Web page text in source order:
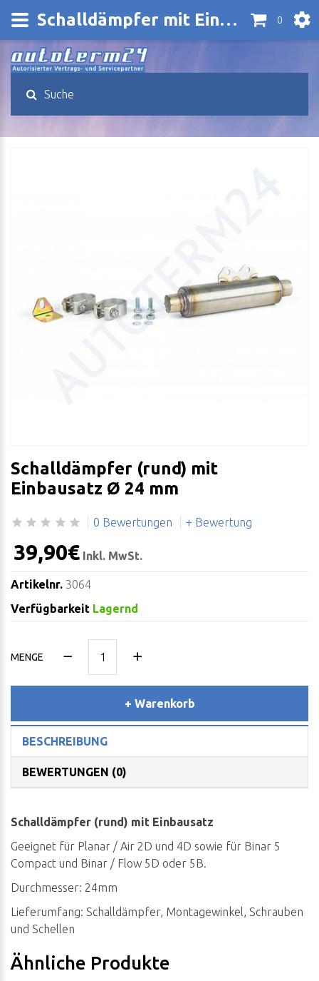
0
Schalldämpfer (rund) mit
Einbausatz Ø 24 mm
0 Bewertungen + Bewertung
39,90€ Inkl. MwSt.
Artikelnr. 3064
Verfügbarkeit Lagernd
MENGE
+ Warenkorb
BESCHREIBUNG
BEWERTUNGEN (0)
Schalldämpfer (rund) mit Einbausatz
Geeignet für Planar / Air 2D und 4D sowie für Binar 5
Compact und Binar / Flow 5D oder 5B.
Durchmesser: 24mm
Lieferumfang: Schalldämpfer, Montagewinkel, Schrauben
und Schellen
Ähnliche Produkte
Schalldämpfer mit Einbausatz